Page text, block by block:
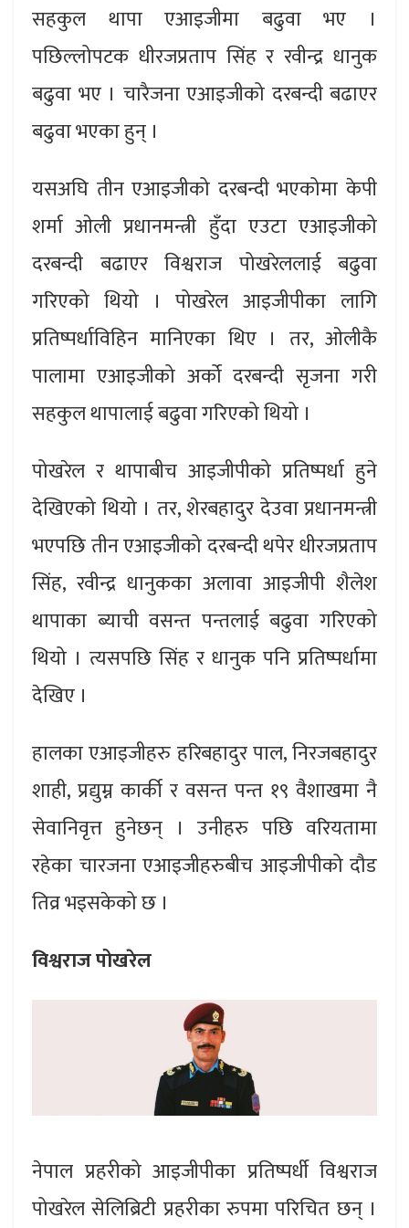
सहकुल थापा एआइजीमा बढुवा भए ।
पछिल्लोपटक धीरजप्रताप सिंह र रवीन्द्र धानुक
बढुवा भए । चारैजना एआइजीको दरबन्दी बढाएर
बढुवा भएका हुन् ।
यसअघि तीन एआइजीको दरबन्दी भएकोमा केपी
शर्मा ओली प्रधानमन्त्री हुँदा एउटा एआइजीको
दरबन्दी बढाएर विश्वराज पोखरेललाई बढुवा
गरिएको थियो । पोखरेल आइजीपीका लागि
प्रतिष्पर्धाविहिन मानिएका थिए । तर, ओलीकै
पालामा एआइजीको अर्को दरबन्दी सृजना गरी
सहकुल थापालाई बढुवा गरिएको थियो ।
पोखरेल र थापाबीच आइजीपीको प्रतिष्पर्धा हुने
देखिएको थियो । तर, शेरबहादुर देउवा प्रधानमन्त्री
भएपछि तीन एआइजीको दरबन्दी थपेर धीरजप्रताप
सिंह, रवीन्द्र धानुकका अलावा आइजीपी शैलेश
थापाका ब्याची वसन्त पन्तलाई बढुवा गरिएको
थियो । त्यसपछि सिंह र धानुक पनि प्रतिष्पर्धामा
देखिए ।
हालका एआइजीहरु हरिबहादुर पाल, निरजबहादुर
शाही, प्रद्युम्न कार्की र वसन्त पन्त १९ वैशाखमा नै
सेवानिवृत्त हुनेछन् । उनीहरु पछि वरियतामा
रहेका चारजना एआइजीहरुबीच आइजीपीको दौड
तिव्र भइसकेको छ ।
विश्वराज पोखरेल
नेपाल प्रहरीको आइजीपीका प्रतिष्पर्धी विश्वराज
पोखरेल सेलिब्रिटी प्रहरीका रुपमा परिचित छन् ।